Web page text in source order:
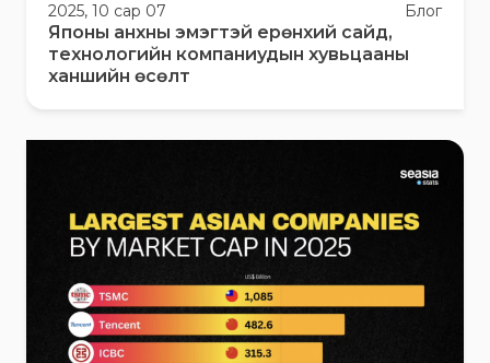
2025, 10 сар 07 Блог
Японы анхны эмэгтэй ерөнхий сайд,
технологийн компаниудын хувьцааны
ханшийн өсөлт